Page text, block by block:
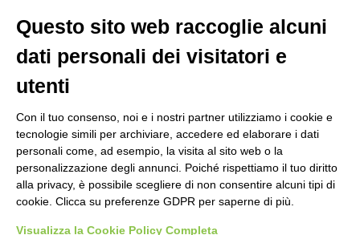
Questo sito web raccoglie alcuni
dati personali dei visitatori e
utenti
Con il tuo consenso, noi e i nostri partner utilizziamo i cookie e
tecnologie simili per archiviare, accedere ed elaborare i dati
personali come, ad esempio, la visita al sito web o la
personalizzazione degli annunci. Poiché rispettiamo il tuo diritto
alla privacy, è possibile scegliere di non consentire alcuni tipi di
cookie. Clicca su preferenze GDPR per saperne di più.
Visualizza la Cookie Policy Completa